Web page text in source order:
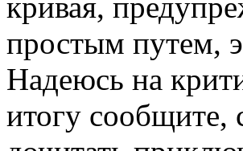
кривая,
простым путем,
Надеюсь на
итогу сообщите,